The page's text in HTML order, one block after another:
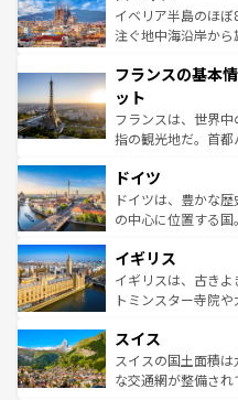
景など、自然景観
ピザやパスタなど
ませてくれるイタリ
なお、新着のイタリ
しい。
イベリア半島のほ
注ぐ地中海沿岸か
文化が根付くこの国
れる闘牛、そして美
る。首都マドリー
アートに溢れた街
せる。地方によっ
ンテンツ一覧を参照
フランスの基本
ット
フランスは、世界
指の観光地だ。首
で、幅広い魅力が
聖堂、美しいビー
から魅了する。ま
いる。シャンパンの
香り高いラベンダ
らに、パリ以外の
れる地方に足を運ぶ
きるだろ
を参照してほしい。
ドイツ
ドイツは、豊かな
の中心に位置する
顔を持つこの国は、
ルリンの文化的活
してライン川沿い
は、お酒好きな人にはぜ
ドイツ情報はコンテ
イギリス
イギリスは、古き
トミンスター寺院
リアごとに異なる魅
ティー、ビール好
戦など、本場だか
スイス
スイスの国土面積
な交通網が整備さ